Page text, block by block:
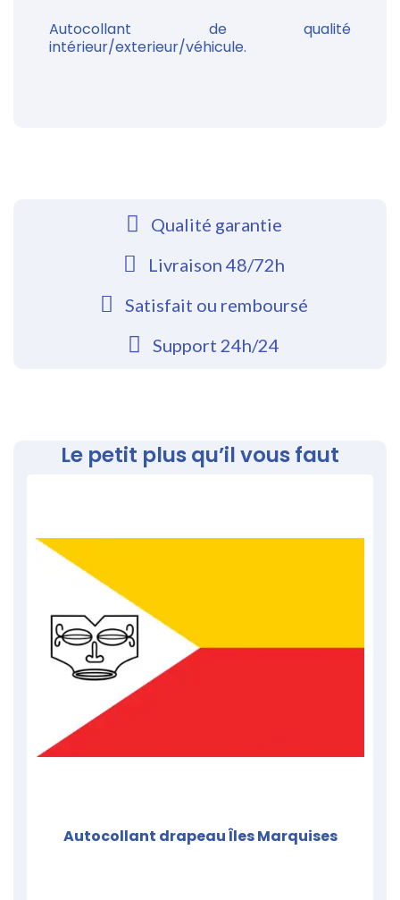
Autocollant de qualité
intérieur/exterieur/véhicule.
Qualité garantie
Livraison 48/72h
Satisfait ou remboursé
Support 24h/24
Le petit plus qu’il vous faut
Autocollant drapeau Îles Marquises